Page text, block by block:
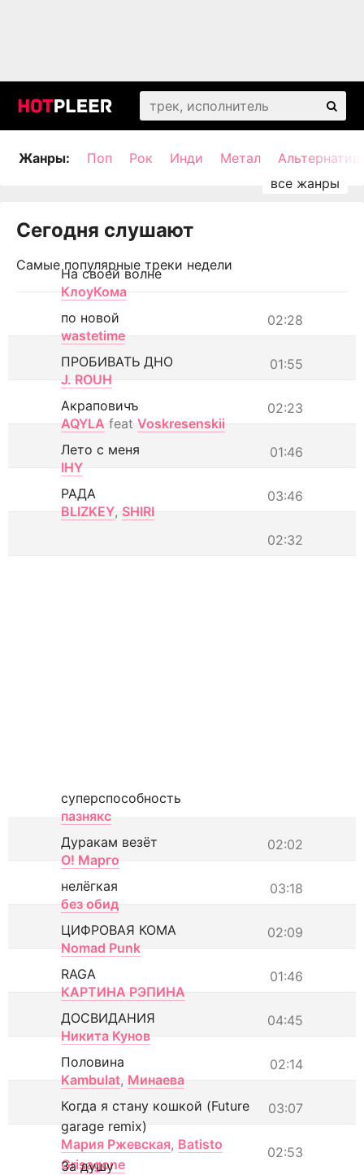
Жанры: Поп Рок Инди Метал
Сегодня слушают
Самые популярные треки недели
На своей волне
КлоуКома
02:28
по новой
wastetime
01:55
ПРОБИВАТЬ ДНО
J. ROUH
02:23
Акраповичъ
AQYLA feat Voskresenskii
01:46
Лето с меня
IHY
03:46
РАДА
BLIZKEY, SHIRI
02:32
суперспособность
пазнякс
02:02
Дуракам везёт
О! Марго
03:18
нелёгкая
без обид
02:09
ЦИФРОВАЯ КОМА
Nomad Punk
01:46
RAGA
КАРТИНА РЭПИНА
04:45
ДОСВИДАНИЯ
Никита Кунов
02:14
Половина
Kambulat, Минаева
03:07
Когда я стану кошкой (Future
garage remix)
Мария Ржевская, Batisto
Grisagone
02:53
За душу